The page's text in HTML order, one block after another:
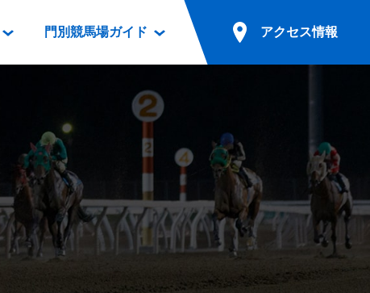
表ダウンロード
カレンダー
走体系図
リオンシリーズ競走
電話・インターネット投票
場外発売所
実況・テレホンサービス
発売・払戻
門別競馬場ガイド
ギスカン
ドカフェ
アクセス情報
無料送迎バスでのご来場
公共の交通機関でのご来場